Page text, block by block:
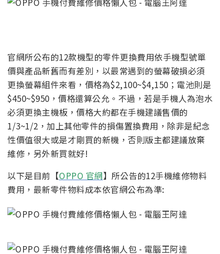
官網所公布的12款機型的零件更換費用依手機型號單
價與產品新舊而有差別，以最常遇到的螢幕破損必須
更換螢幕組件來看，價格為$2,100~$4,150；電池則是
$450~$950，價格還算公允。不過，若是手機人為泡水
必須更換主機板，價格大約都在手機建議售價的
1/3~1/2，加上其他零件的損傷置換費用，除非是紀念
性價值很大或是才剛買的新機，否則版主都建議放棄
維修，另外新買就好!
以下是目前【OPPO 官網】所公告的12手機維修物料
費用，最新零件物料成本依官網公布為準: